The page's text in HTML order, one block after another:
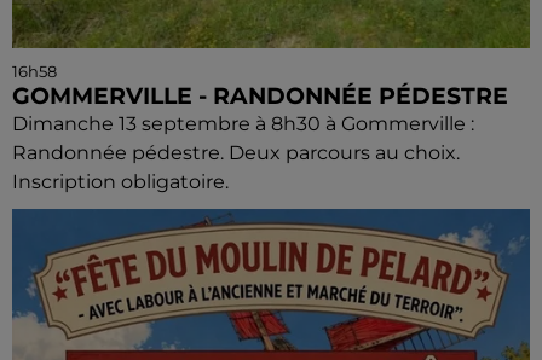
16h58
GOMMERVILLE - RANDONNÉE PÉDESTRE
Dimanche 13 septembre à 8h30 à Gommerville :
Randonnée pédestre. Deux parcours au choix.
Inscription obligatoire.